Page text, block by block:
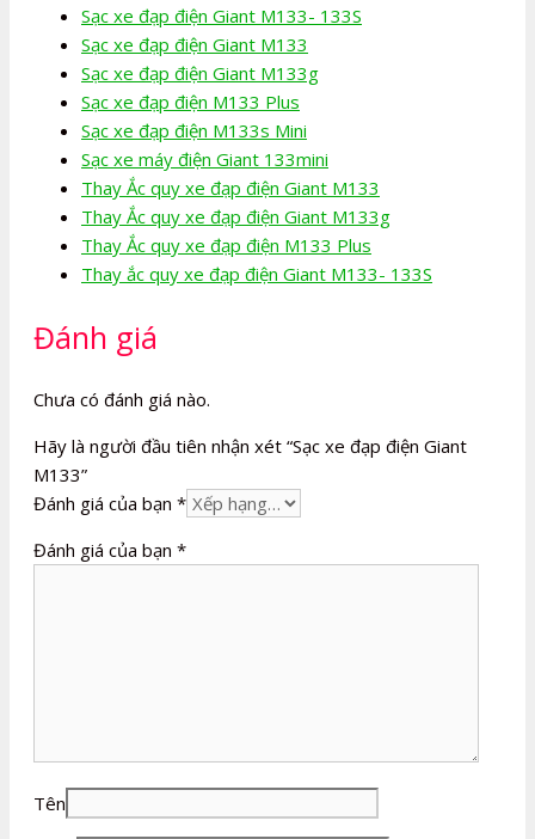
Sạc xe đạp điện Giant M133- 133S
Sạc xe đạp điện Giant M133
Sạc xe đạp điện Giant M133g
Sạc xe đạp điện M133 Plus
Sạc xe đạp điện M133s Mini
Sạc xe máy điện Giant 133mini
Thay Ắc quy xe đạp điện Giant M133
Thay Ắc quy xe đạp điện Giant M133g
Thay Ắc quy xe đạp điện M133 Plus
Thay ắc quy xe đạp điện Giant M133- 133S
Đánh giá
Chưa có đánh giá nào.
Hãy là người đầu tiên nhận xét “Sạc xe đạp điện Giant
M133”
Đánh giá của bạn *
Đánh giá của bạn *
Tên